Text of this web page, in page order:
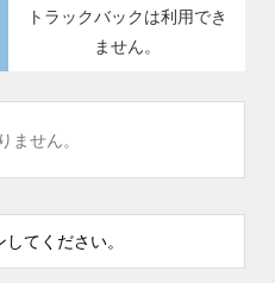
トラックバックは利用でき
ません。
ません。
てください。